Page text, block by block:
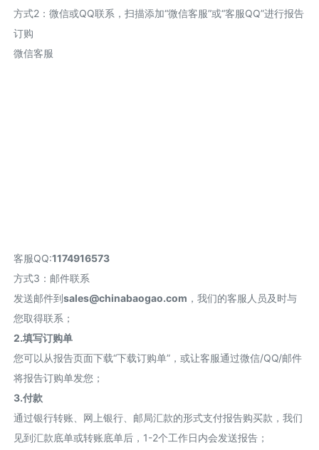
方式2 ：微信或QQ联系，扫描添加“微信客服”或“客服QQ”进行报告
订购
微信客服
客服QQ:1174916573
方式3：邮件联系
发送邮件到sales@chinabaogao.com ，我们的客服人员及时与
您取得联系；
2.填写订购单
您可以从报告页面下载“下载订购单”，或让客服通过微信/QQ/邮件
将报告订购单发您；
3.付款
通过银行转账、网上银行、邮局汇款的形式支付报告购买款，我们
见到汇款底单或转账底单后，1-2个工作日内会发送报告；